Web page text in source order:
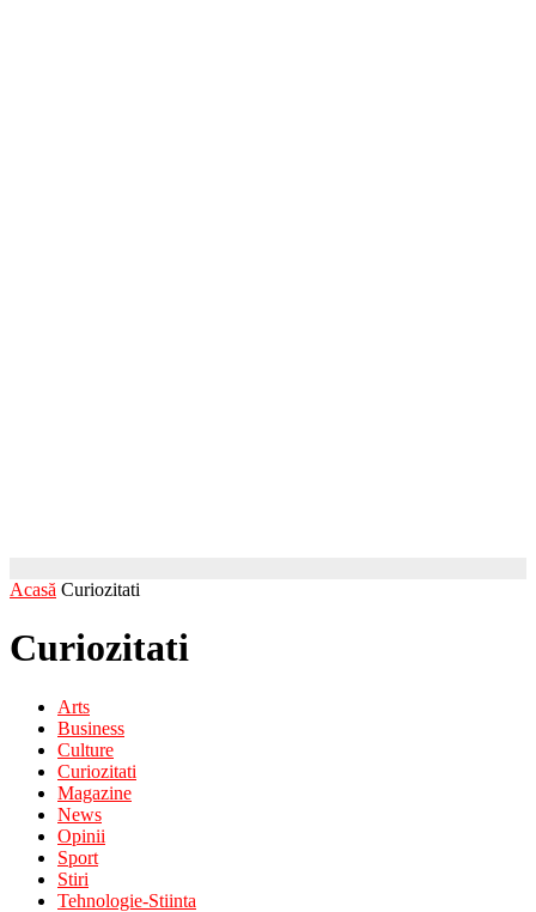
Acasă Curiozitati
Curiozitati
Arts
Business
Culture
Curiozitati
Magazine
News
Opinii
Sport
Stiri
Tehnologie-Stiinta